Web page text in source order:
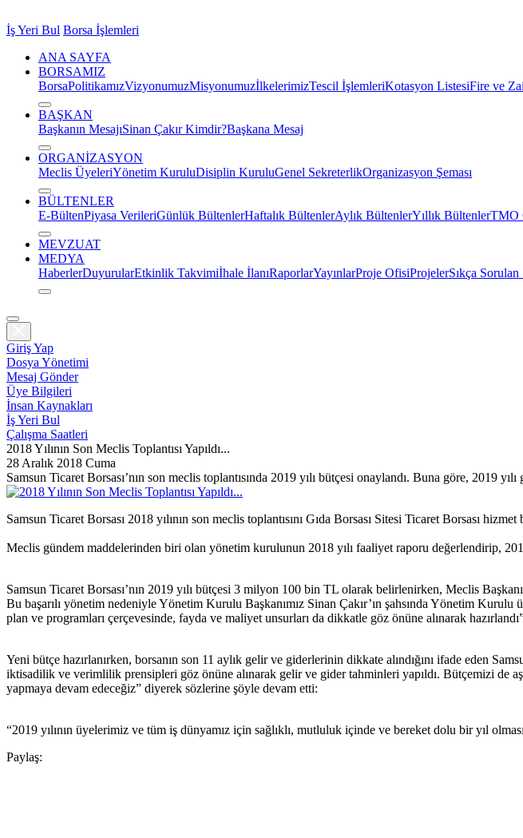
İş Yeri Bul Borsa İşlemleri
ANA SAYFA
BORSAMIZ
BorsaPolitikamızVizyonumuzMisyonumuzİlkelerimizTescil İşlemleriKotasyon ListesiFire ve
BAŞKAN
Başkanın MesajıSinan Çakır Kimdir?Başkana Mesaj
ORGANİZASYON
Meclis ÜyeleriYönetim KuruluDisiplin KuruluGenel SekreterlikOrganizasyon Şeması
BÜLTENLER
E-BültenPiyasa VerileriGünlük BültenlerHaftalık BültenlerAylık BültenlerYıllık BültenlerTMO
MEVZUAT
MEDYA
HaberlerDuyurularEtkinlik Takvimiİhale İlanıRaporlarYayınlarProje OfisiProjelerSıkça
Giriş Yap
Dosya Yönetimi
Mesaj Gönder
Üye Bilgileri
İnsan Kaynakları
İş Yeri Bul
Çalışma Saatleri
2018 Yılının Son Meclis Toplantısı Yapıldı...
28 Aralık 2018 Cuma
Samsun Ticaret Borsası’nın son meclis toplantısında 2019 yılı bütçesi onaylandı. Buna göre, 2019
Samsun Ticaret Borsası 2018 yılının son meclis toplantısını Gıda Borsası Sitesi Ticaret Borsası
Meclis gündem maddelerinden biri olan yönetim kurulunun 2018 yılı faaliyet raporu değerlendirip,
Samsun Ticaret Borsası’nın 2019 yılı bütçesi 3 milyon 100 bin TL olarak belirlenirken, Meclis
Bu başarılı yönetim nedeniyle Yönetim Kurulu Başkanımız Sinan Çakır’ın şahsında Yönetim
plan ve programları çerçevesinde, fayda ve maliyet unsurları da dikkatle göz önüne alınarak
Yeni bütçe hazırlanırken, borsanın son 11 aylık gelir ve giderlerinin dikkate alındığını ifade eden
iktisadilik ve verimlilik prensipleri göz önüne alınarak gelir ve gider tahminleri yapıldı. Bütçemizi de
yapmaya devam edeceğiz” diyerek sözlerine şöyle devam etti:
“2019 yılının üyelerimiz ve tüm iş dünyamız için sağlıklı, mutluluk içinde ve bereket dolu bir yıl
Paylaş: